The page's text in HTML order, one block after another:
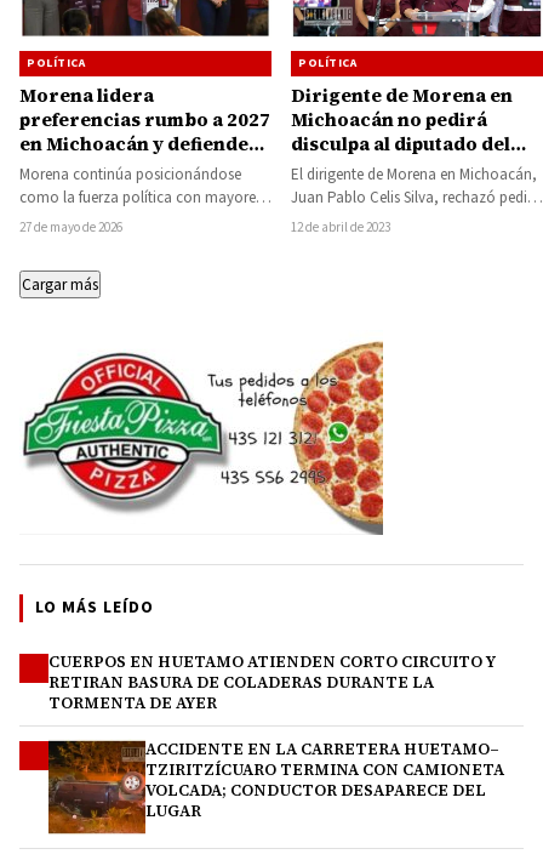
POLÍTICA
Morena lidera
preferencias rumbo a 2027
en Michoacán y defiende
reforma sobre
candidaturas
independientes: Jesús
Mora
Morena continúa posicionándose
como la fuerza política con mayores
posibilidades de triunfo rumbo a la
27 de mayo de 2026
POLÍTICA
Dirigente de Morena en
Michoacán no pedirá
disculpa al diputado del
PRD Mauricio Prieto por
acusarlo de huachicolero
El dirigente de Morena en Michoacán,
Juan Pablo Celis Silva, rechazó pedir
una disculpa pública al diputado
12 de abril de 2023
Cargar más
LO MÁS LEÍDO
CUERPOS EN HUETAMO ATIENDEN CORTO CIRCUITO Y
RETIRAN BASURA DE COLADERAS DURANTE LA
TORMENTA DE AYER
ACCIDENTE EN LA CARRETERA HUETAMO–
TZIRITZÍCUARO TERMINA CON CAMIONETA
VOLCADA; CONDUCTOR DESAPARECE DEL
LUGAR